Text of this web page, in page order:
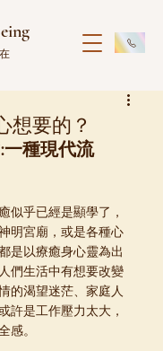
想要的？
種現代流
似乎已經是顯學了，
明宮廟，或是各種心
是以療癒身心靈為出
們生活中有想要改變
的渴望迷茫、家庭人
許是工作壓力太大，
感。